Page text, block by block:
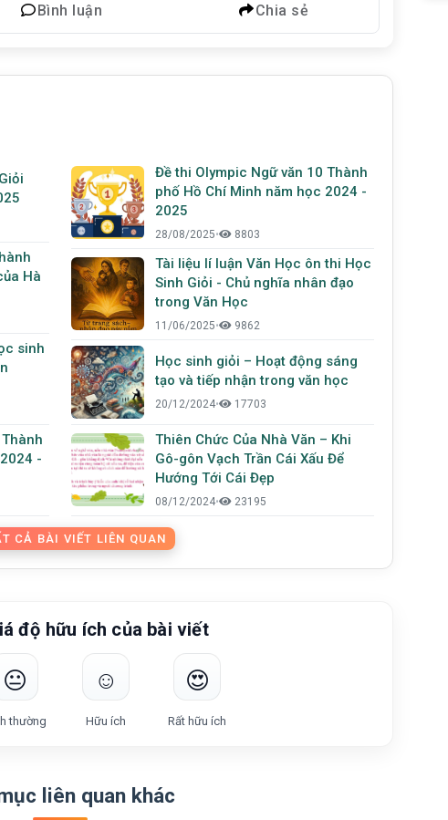
Bình luận Chia sẻ
Hà
sinh
-
Đề thi Olympic Ngữ văn 10 Thành
phố Hồ Chí Minh năm học 2024 -
2025
28/08/2025• 8803
Tài liệu lí luận Văn Học ôn thi Học
Sinh Giỏi - Chủ nghĩa nhân đạo
trong Văn Học
11/06/2025• 9862
Học sinh giỏi – Hoạt động sáng
tạo và tiếp nhận trong văn học
20/12/2024• 17703
Thiên Chức Của Nhà Văn – Khi
Gô-gôn Vạch Trần Cái Xấu Để
Hướng Tới Cái Đẹp
08/12/2024• 23195
CẢ BÀI VIẾT LIÊN QUAN
độ hữu ích của bài viết
😐
thường
☺️
Hữu ích
😍
Rất hữu ích
liên quan khác